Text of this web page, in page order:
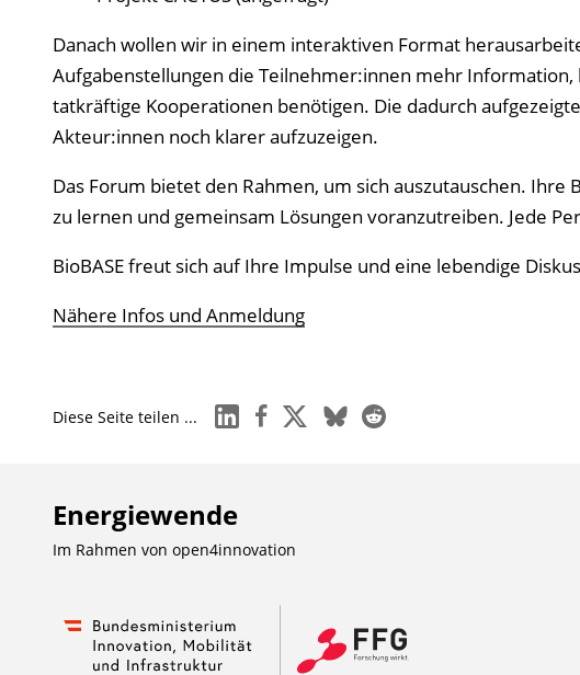
Danach wollen wir in einem interaktiven Format
Aufgabenstellungen die Teilnehmer:innen mehr
tatkräftige Kooperationen benötigen. Die dadurch
Akteur:innen noch klarer aufzuzeigen.
Das Forum bietet den Rahmen, um sich auszutauschen.
zu lernen und gemeinsam Lösungen voranzutreiben. Jede
BioBASE freut sich auf Ihre Impulse und eine lebendige
Nähere Infos und Anmeldung
Diese Seite teilen ... linkedinfacebook
x blueskyreddit
Energiewende
Im Rahmen von open4innovation